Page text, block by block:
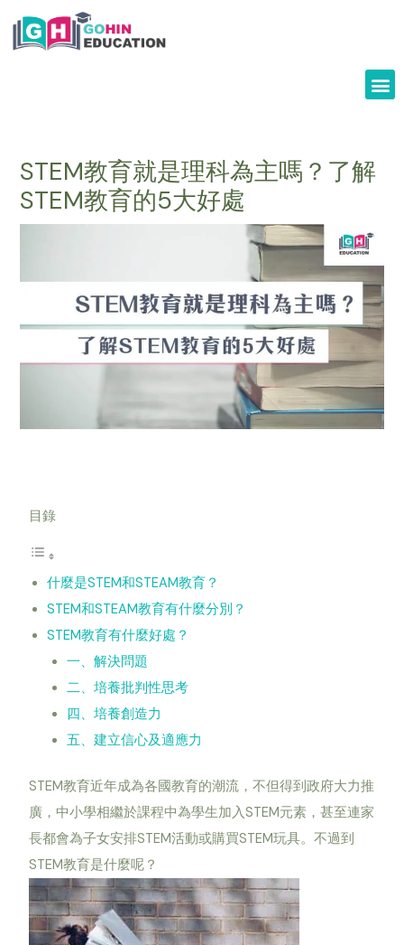
Skip
STEM教育就是理科為主嗎？了解
STEM教育的5大好處
目錄
什麼是STEM和STEAM教育？
STEM和STEAM教育有什麼分別？
STEM教育有什麼好處？
一、解決問題
二、培養批判性思考
四、培養創造力
五、建立信心及適應力
STEM教育近年成為各國教育的潮流，不但得到政府大力推
廣，中小學相繼於課程中為學生加入STEM元素，甚至連家
長都會為子女安排STEM活動或購買STEM玩具。不過到
STEM教育是什麼呢？